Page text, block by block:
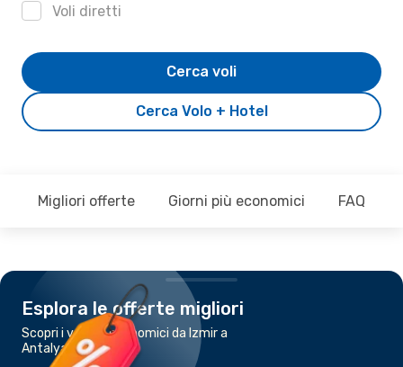
Voli diretti
Cerca Volo + Hotel
Cerca voli
Migliori offerte Giorni più economici FAQ
Esplora le offerte migliori
Scopri i voli più economici da Izmir a
Antalya